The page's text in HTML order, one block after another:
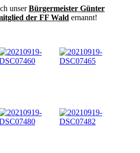
unserBürgermeister Günter
der FF Wald ernannt!